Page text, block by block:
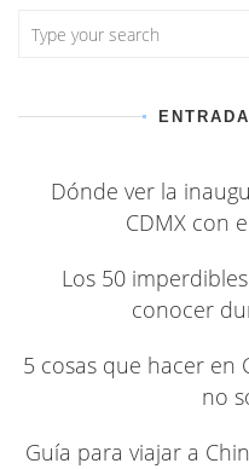
Dónde ver la
CDMX con
Los 50
conocer
5 cosas que hacer en
no
Guía para viajar a